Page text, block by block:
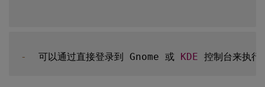
-
  可以通过直接登录到 Gnome 或
KDE 控制台来执行